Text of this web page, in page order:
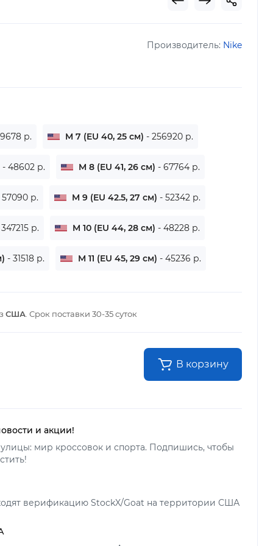
Производитель: Nike
р. M 7 (EU 40, 25 см) - 256920 р.
- 48602 р. M 8 (EU 41, 26 см) - 67764 р.
57090 р. M 9 (EU 42.5, 27 см) - 52342 р.
р. M 10 (EU 44, 28 см) - 48228 р.
- 31518 р. M 11 (EU 45, 29 см) - 45236 р.
США . Срок поставки 30-35 суток
В корзину
и акции!
мир кроссовок и спорта. Подпишись, чтобы
верификацию StockX/Goat на территории США